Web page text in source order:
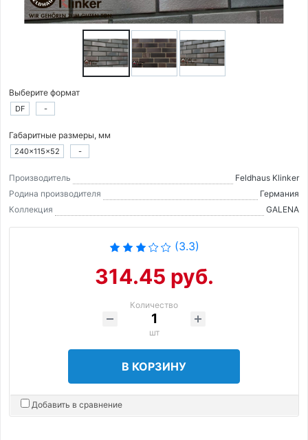
Выберите формат
DF -
Габаритные размеры, мм
240×115×52 -
Производитель
Feldhaus Klinker
Родина производителя
Германия
Коллекция
GALENA
(3.3)
314.45 руб.
Количество
шт
В КОРЗИНУ
Добавить в сравнение